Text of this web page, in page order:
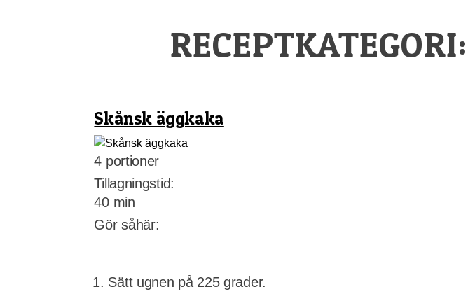
RECEPTKATEGORI:
Skånsk äggkaka
4 portioner
Tillagningstid:
40 min
Gör såhär:
Sätt ugnen på 225 grader.